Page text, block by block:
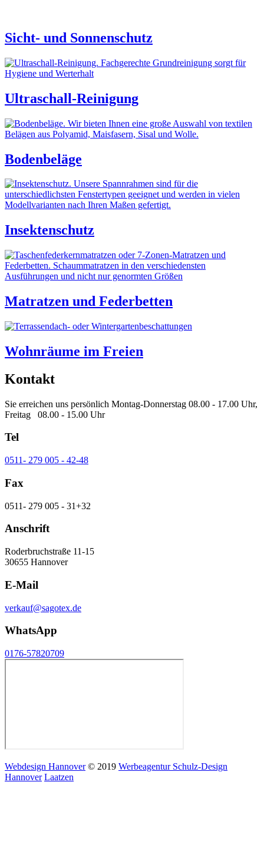
Sicht- und Sonnenschutz
Ultraschall-Reinigung
Bodenbeläge
Insektenschutz
Matratzen und Federbetten
Wohnräume im Freien
Kontakt
Sie erreichen uns persönlich Montag-Donnerstag 08.00 - 17.00 Uhr,
Freitag 08.00 - 15.00 Uhr
Tel
0511- 279 005 - 42-48
Fax
0511- 279 005 - 31+32
Anschrift
Roderbruchstraße 11-15
30655 Hannover
E-Mail
verkauf@sagotex.de
WhatsApp
0176-57820709
Webdesign Hannover© 2019 Werbeagentur Schulz-Design
Hannover Laatzen